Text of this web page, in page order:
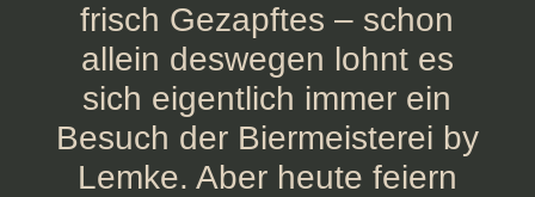
frisch Gezapftes – schon
allein deswegen lohnt es
sich eigentlich immer ein
Besuch der Biermeisterei by
Lemke. Aber heute feiern